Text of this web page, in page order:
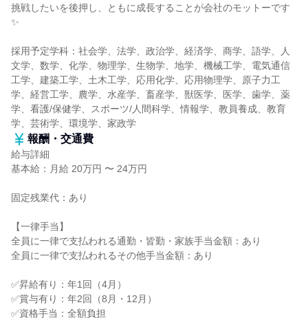
挑戦したいを後押し、ともに成長することが会社のモットーです
✨
採用予定学科：社会学、法学、政治学、経済学、商学、語学、人
文学、数学、化学、物理学、生物学、地学、機械工学、電気通信
工学、建築工学、土木工学、応用化学、応用物理学、原子力工
学、経営工学、農学、水産学、畜産学、獣医学、医学、歯学、薬
学、看護/保健学、スポーツ/人間科学、情報学、教員養成、教育
学、芸術学、環境学、家政学
報酬・交通費
給与詳細
基本給：月給 20万円 〜 24万円
固定残業代：あり
【一律手当】
全員に一律で支払われる通勤・皆勤・家族手当金額：あり
全員に一律で支払われるその他手当金額：あり
✅昇給有り：年1回（4月）
✅賞与有り：年2回（8月・12月）
✅資格手当：全額負担